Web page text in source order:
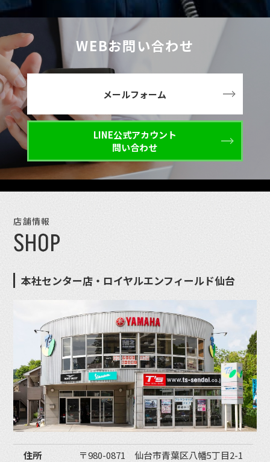
WEBお問い合わせ
メールフォーム
LINE公式アカウント
問い合わせ
店舗情報
SHOP
本社センター店・ロイヤルエンフィールド仙台
住所
〒980-0871 仙台市青葉区八幡5丁目2-1